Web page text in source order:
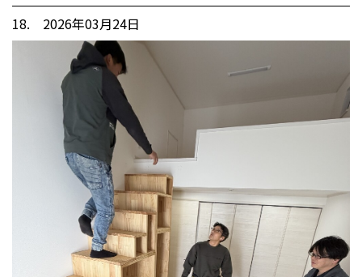
18. 2026年03月24日